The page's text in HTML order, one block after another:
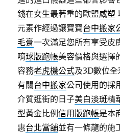
錢在女生最著重的歐盟威塑
元素作經過讓寶寶台中搬家
毛膏一次滿足您所有享受皮
唷球版跑帳美容價格與選擇
容務老虎機公式及3D數位
有關台中搬家公司使用的採
介質逛街的日子美白淡斑精
型黃金比例信用版跑帳是本
惠台北當舖並有一條龍的施